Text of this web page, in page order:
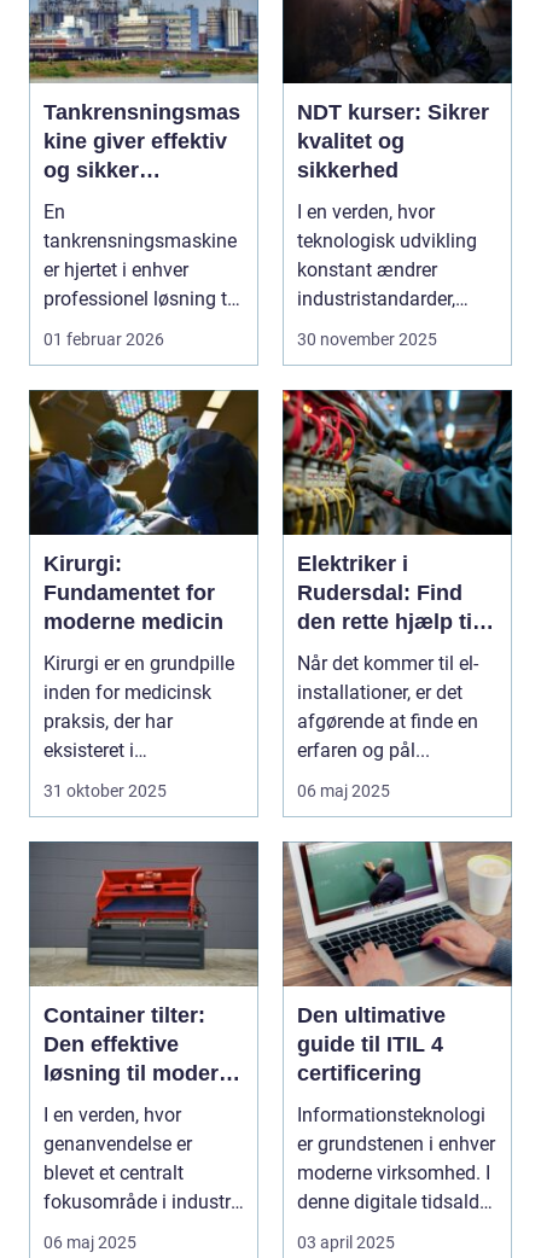
Tankrensningsmas
kine giver effektiv
og sikker
rengøring af tanke
En
tankrensningsmaskine
er hjertet i enhver
professionel løsning til
rengøring af tank...
01 februar 2026
NDT kurser: Sikrer
kvalitet og
sikkerhed
I en verden, hvor
teknologisk udvikling
konstant ændrer
industristandarder,
bliver behovet for...
30 november 2025
Kirurgi:
Fundamentet for
moderne medicin
Kirurgi er en grundpille
inden for medicinsk
praksis, der har
eksisteret i
århundreder. Med ti...
31 oktober 2025
Elektriker i
Rudersdal: Find
den rette hjælp til
dine el-
installationer
Når det kommer til el-
installationer, er det
afgørende at finde en
erfaren og pål...
06 maj 2025
Container tilter:
Den effektive
løsning til moderne
genanvendelsesin
I en verden, hvor
genanvendelse er
blevet et centralt
fokusområde i industri
og samfund, er de...
06 maj 2025
Den ultimative
guide til ITIL 4
certificering
Informationsteknologi
er grundstenen i enhver
moderne virksomhed. I
denne digitale tidsalder
st&arin...
03 april 2025